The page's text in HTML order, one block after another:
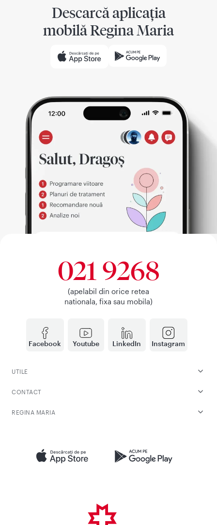
Descarcă aplicația
mobilă Regina Maria
Facebook Youtube LinkedIn Instagram
021 9268
(apelabil din orice retea
nationala, fixa sau mobila)
UTILE
CONTACT
REGINA MARIA